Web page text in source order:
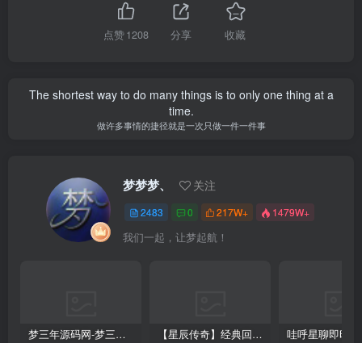
点赞1208 分享 收藏
The shortest way to do many things is to only one thing at a
time.
做许多事情的捷径就是一次只做一件一件事
梦梦梦、 关注
2483 0 217W+ 1479W+
我们一起，让梦起航！
梦三年源码网-梦三年ym会员代理详情 【星辰传奇】经典回合制手游+安卓端+GM工具+详细搭建教程